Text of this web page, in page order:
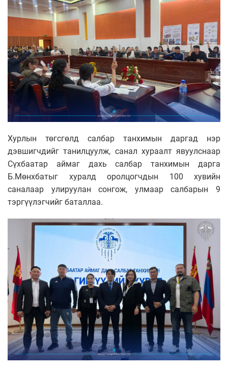
Хурлын төгсгөлд салбар танхимын даргад нэр
дэвшигчдийг танилцуулж, санал хураалт явуулснаар
Сүхбаатар аймаг дахь салбар танхимын дарга
Б.Мөнхбатыг хуралд оролцогчдын 100 хувийн
саналаар улируулан сонгож, улмаар салбарын 9
тэргүүлэгчийг баталлаа.